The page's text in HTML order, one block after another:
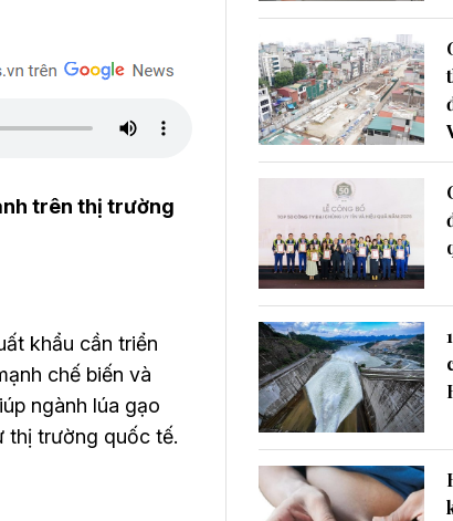
trên thị trường
khẩu cần triển
chế biến và
ngành lúa gạo
thị trường quốc tế.